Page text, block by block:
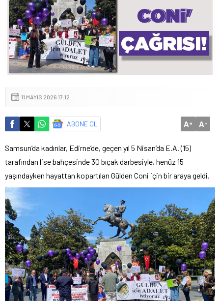
11 MAYIS 2026 17:12
ABONE OL A+ A-
Samsun’da kadınlar, Edirne’de, geçen yıl 5 Nisan’da E.A. (15)
tarafından lise bahçesinde 30 bıçak darbesiyle, henüz 15
yaşındayken hayattan kopartılan Gülden Coni için bir araya geldi.